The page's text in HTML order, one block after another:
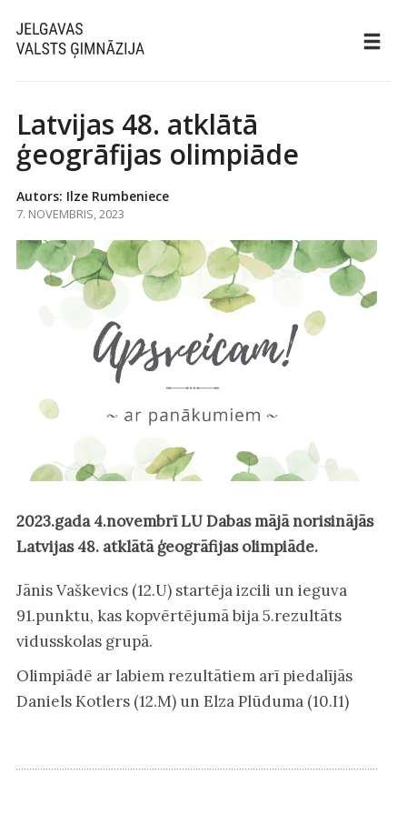
Latvijas 48. atklātā
ģeogrāfijas olimpiāde
Autors: Ilze Rumbeniece
7. NOVEMBRIS, 2023
2023.gada 4.novembrī LU Dabas mājā norisinājās
Latvijas 48. atklātā ģeogrāfijas olimpiāde.
Jānis Vaškevics (12.U) startēja izcili un ieguva
91.punktu, kas kopvērtējumā bija 5.rezultāts
vidusskolas grupā.
Olimpiādē ar labiem rezultātiem arī piedalījās
Daniels Kotlers (12.M) un Elza Plūduma (10.I1)